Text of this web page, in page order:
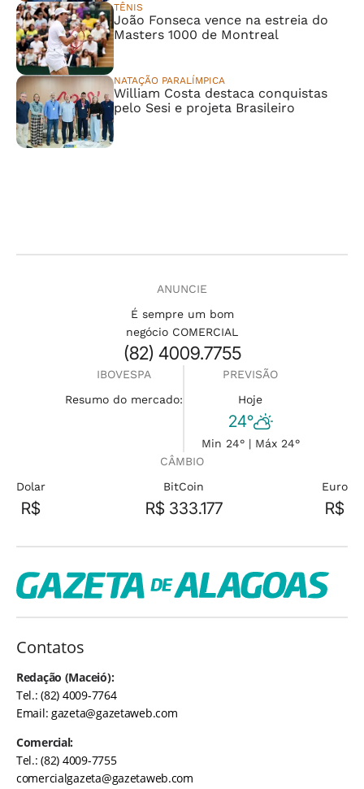
TÊNIS
João Fonseca vence na estreia do
Masters 1000 de Montreal
NATAÇÃO PARALÍMPICA
William Costa destaca conquistas
pelo Sesi e projeta Brasileiro
ANUNCIE
É sempre um bom
negócio COMERCIAL
(82) 4009.7755
IBOVESPA
Resumo do mercado:
PREVISÃO
Hoje
24°
Min 24° | Máx 24°
CÂMBIO
Dolar
R$
BitCoin
R$ 333.177
Euro
R$
Contatos
Redação (Maceió):
Tel.: (82) 4009-7764
Email:gazeta@gazetaweb.com
Comercial:
Tel.: (82) 4009-7755
comercialgazeta@gazetaweb.com